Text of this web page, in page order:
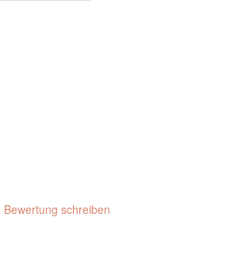
Bewertung schreiben